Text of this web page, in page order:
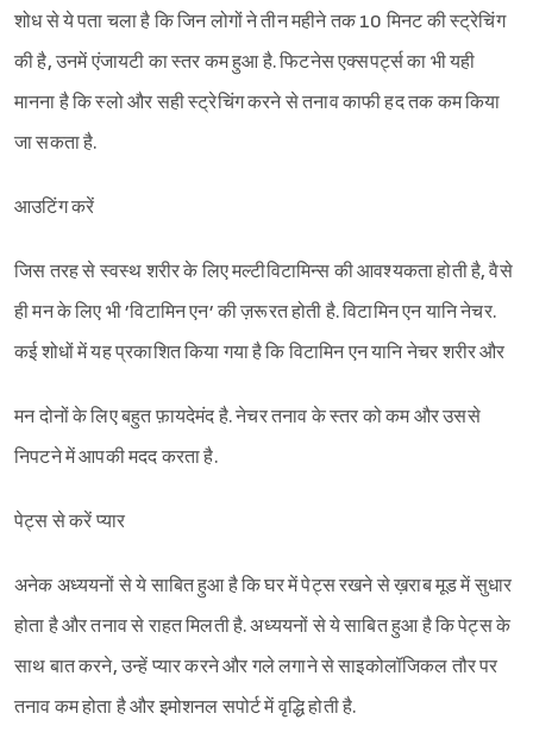
शोध से ये पता चला है कि जिन लोगों ने तीन महीने तक 10 मिनट की स्ट्रेचिंग
की है, उनमें एंजायटी का स्तर कम हुआ है. फिटनेस एक्सपर्ट्स का भी यही
मानना है कि स्लो और सही स्ट्रेचिंग करने से तनाव काफी हद तक कम किया
जा सकता है.
आउटिंग करें
जिस तरह से स्वस्थ शरीर के लिए मल्टीविटामिन्स की आवश्यकता होती है, वैसे
ही मन के लिए भी ’विटामिन एन’ की ज़रूरत होती है. विटामिन एन यानि नेचर.
कई शोधों में यह प्रकाशित किया गया है कि विटामिन एन यानि नेचर शरीर और
मन दोनों के लिए बहुत फ़ायदेमंद है. नेचर तनाव के स्तर को कम और उससे
निपटने में आपकी मदद करता है.
पेट्स से करें प्यार
अनेक अध्ययनों से ये साबित हुआ है कि घर में पेट्स रखने से ख़राब मूड में सुधार
होता है और तनाव से राहत मिलती है. अध्ययनों से ये साबित हुआ है कि पेट्स के
साथ बात करने, उन्हें प्यार करने और गले लगाने से साइकोलॉजिकल तौर पर
तनाव कम होता है और इमोशनल सपोर्ट में वृद्धि होती है.